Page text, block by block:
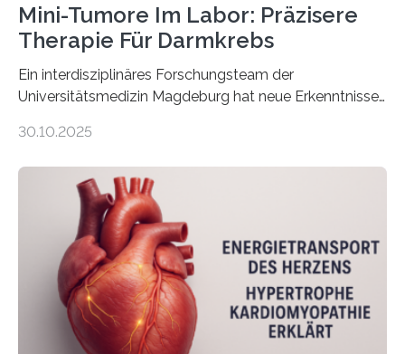
Mini-Tumore Im Labor: Präzisere
Therapie Für Darmkrebs
Ein interdisziplinäres Forschungsteam der
Universitätsmedizin Magdeburg hat neue Erkenntnisse
behandelt werden kann. In ihrer aktuellen Studie,
Oncology, zeigen die Forschenden, dass Mini-Tumore
aus Gewebe von Patientinnen und Patienten –
sogenannte Organoide – genutzt werden können, um
vorab zu prüfen, welche Medikamente am besten
wirken. Dabei wurde ein Eiweiß identifiziert, das künftig
als Biomarker für die Wahl der passenden Therapie
dienen könnte. Darmkrebs zählt weltweit zu den
häufigsten Krebsarten und stellt…
30.10.2025